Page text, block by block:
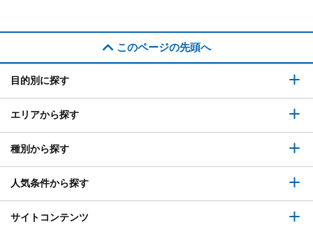
このページの先頭へ
目的別に探す
エリアから探す
種別から探す
人気条件から探す
サイトコンテンツ